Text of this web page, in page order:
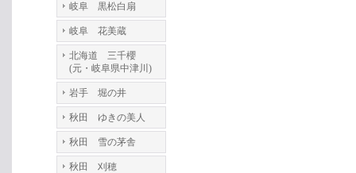
岐阜 黒松白扇
岐阜 花美蔵
北海道 三千櫻
(元・岐阜県中津川)
岩手 堀の井
秋田 ゆきの美人
秋田 雪の茅舎
秋田 刈穂